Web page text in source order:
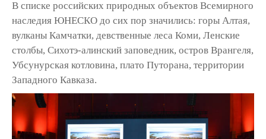
В списке российских природных объектов Всемирного
наследия ЮНЕСКО до сих пор значились: горы Алтая,
вулканы Камчатки, девственные леса Коми, Ленские
столбы, Сихотэ-алинский заповедник, остров Врангеля,
Убсунурская котловина, плато Путорана, территории
Западного Кавказа.